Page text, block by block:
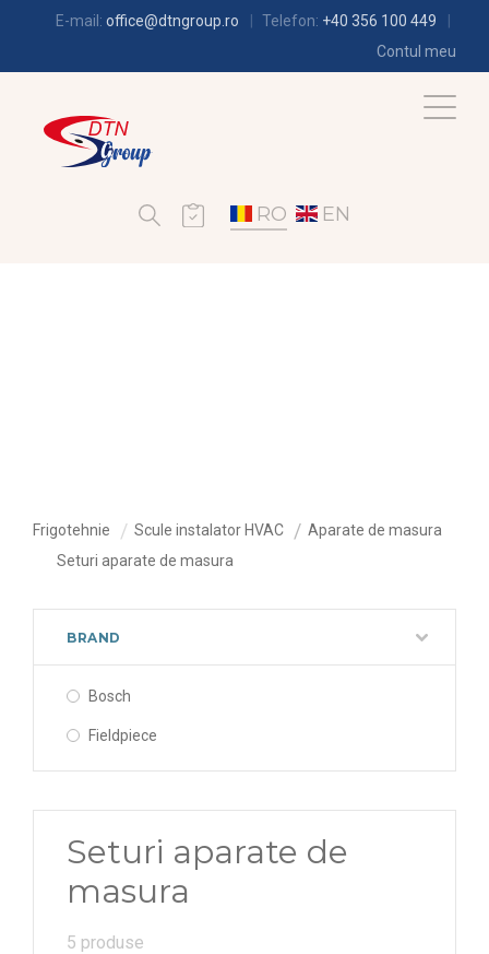
E-mail: office@dtngroup.ro Telefon: +40 356 100 449
Contul meu
RO EN
Frigotehnie Scule instalator HVAC
Aparate de masura
Seturi aparate de masura
BRAND
Bosch
Fieldpiece
Seturi aparate de
masura
5 produse